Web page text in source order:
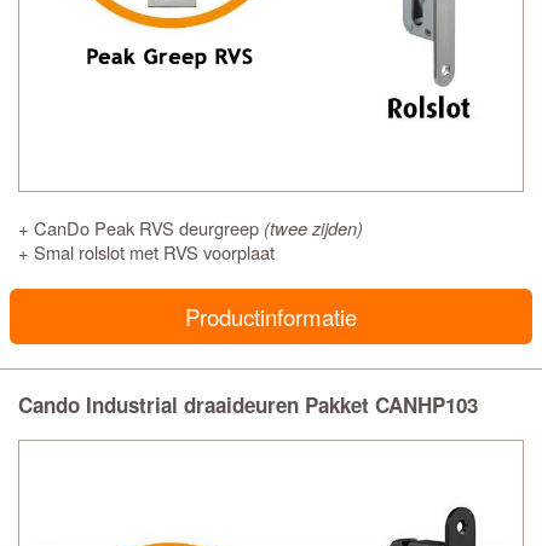
+ CanDo Peak RVS deurgreep (twee zijden)
+ Smal rolslot met RVS voorplaat
Productinformatie
Cando Industrial draaideuren Pakket CANHP103